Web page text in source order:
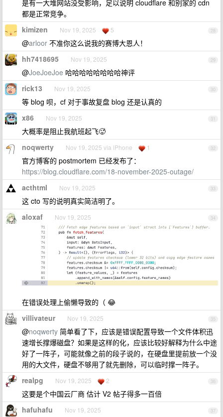
是有一大堆网站没受影响，足以说明 cloudflare 和别家的 cdn
都是正常竞争。
28
kimizen Nov 19, 2025 5
@arloor 不准你这么说我的赛博大恩人！
29
hh7418695 Nov 19, 2025
@JoeJoeJoe 哈哈哈哈哈哈哈哈神评
30
rick13 Nov 19, 2025
等 blog 呗，cf 对于事故复盘 blog 还是认真的
31
x86 Nov 19, 2025
大概率是阻止我航班起飞🥵
32
noqwerty Nov 19, 2025 via iPhone 1
官方博客的 postmortem 已经发布了：
https://blog.cloudflare.com/18-november-2025-outage/
33
acthtml Nov 19, 2025
这 cto 写的说明真实简洁明了。
34
aloxaf Nov 19, 2025
在错误处理上偷懒导致的（ 😂
35
villivateur Nov 19, 2025
@noqwerty 简单看了下，应该是错误配置导致一个文件体积迅
速增长撑爆磁盘？如果是这样的化，应该比较好解释为什么中途
好了一阵子，可能就像之前的段子说的，在硬盘里提前放一个没
用的大文件，硬盘不够用了就先删除，可以临时撑一阵子。
36
realpg Nov 19, 2025 2
这要是个中国云厂商 估计 V2 帖子得多一百倍
37
hafuhafu Nov 19, 2025